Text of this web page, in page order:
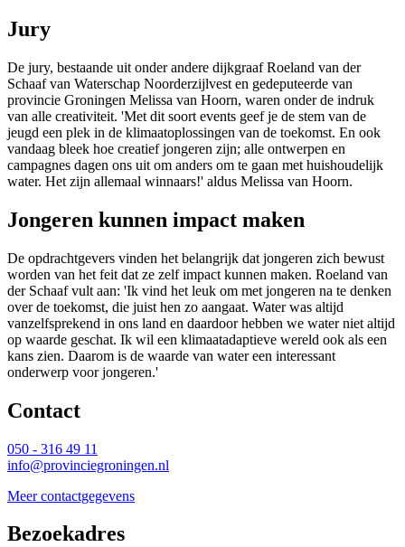
Jury
De jury, bestaande uit onder andere dijkgraaf Roeland van der
Schaaf van Waterschap Noorderzijlvest en gedeputeerde van
provincie Groningen Melissa van Hoorn, waren onder de indruk
van alle creativiteit. 'Met dit soort events geef je de stem van de
jeugd een plek in de klimaatoplossingen van de toekomst. En ook
vandaag bleek hoe creatief jongeren zijn; alle ontwerpen en
campagnes dagen ons uit om anders om te gaan met huishoudelijk
water. Het zijn allemaal winnaars!' aldus Melissa van Hoorn.
Jongeren kunnen impact maken
De opdrachtgevers vinden het belangrijk dat jongeren zich bewust
worden van het feit dat ze zelf impact kunnen maken. Roeland van
der Schaaf vult aan: 'Ik vind het leuk om met jongeren na te denken
over de toekomst, die juist hen zo aangaat. Water was altijd
vanzelfsprekend in ons land en daardoor hebben we water niet altijd
op waarde geschat. Ik wil een klimaatadaptieve wereld ook als een
kans zien. Daarom is de waarde van water een interessant
onderwerp voor jongeren.'
Contact
050 - 316 49 11
info@provinciegroningen.nl
Meer contactgegevens
Bezoekadres